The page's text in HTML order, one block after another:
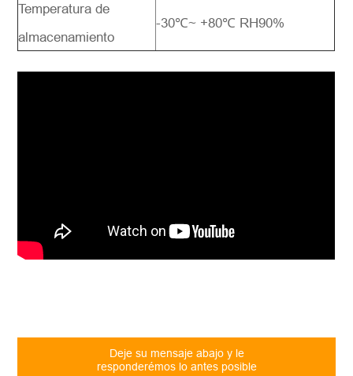
Temperatura de
almacenamiento
-30℃~ +80℃ RH90%
Deje su mensaje abajo y le
responderémos lo antes posible